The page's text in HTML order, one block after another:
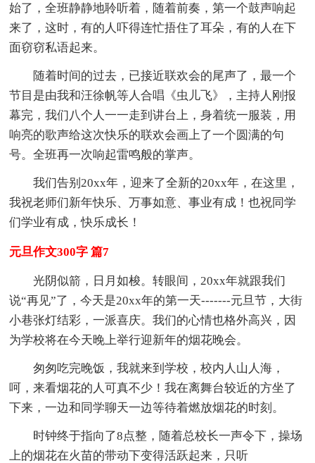
始了，全班静静地聆听着，随着前奏，第一个鼓声响起
来了，这时，有的人吓得连忙捂住了耳朵，有的人在下
面窃窃私语起来。
随着时间的过去，已接近联欢会的尾声了，最一个
节目是由我和汪徐帆等人合唱《虫儿飞》，主持人刚报
幕完，我们八个人一一走到讲台上，身着统一服装，用
响亮的歌声给这次快乐的联欢会画上了一个圆满的句
号。全班再一次响起雷鸣般的掌声。
我们告别20xx年，迎来了全新的20xx年，在这里，
我祝老师们新年快乐、万事如意、事业有成！也祝同学
们学业有成，快乐成长！
元旦作文300字 篇7
光阴似箭，日月如梭。转眼间，20xx年就跟我们
说“再见”了，今天是20xx年的第一天-------元旦节，大街
小巷张灯结彩，一派喜庆。我们的心情也格外高兴，因
为学校将在今天晚上举行迎新年的烟花晚会。
匆匆吃完晚饭，我就来到学校，校内人山人海，
呵，来看烟花的人可真不少！我在离舞台较近的方坐了
下来，一边和同学聊天一边等待着燃放烟花的时刻。
时钟终于指向了8点整，随着总校长一声令下，操场
上的烟花在火苗的带动下变得活跃起来，只听